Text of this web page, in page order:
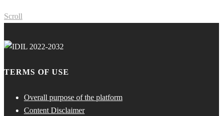
Scroll
TERMS OF USE
Overall purpose of the platform
Content Disclaimer